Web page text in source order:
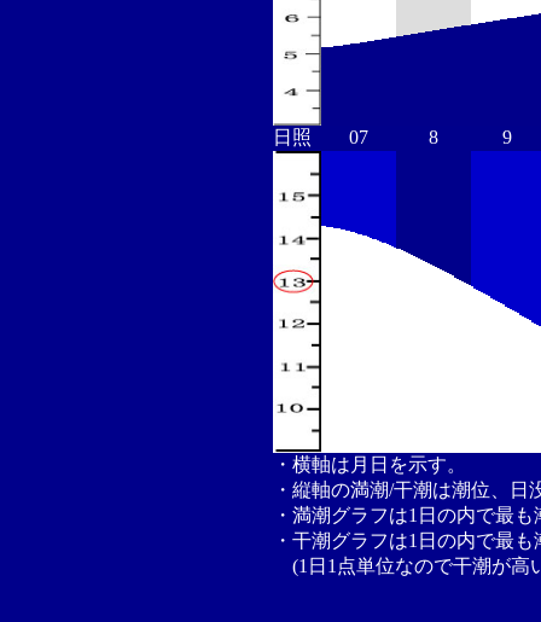
日照 07 8 9
・横軸は月日を示す。
・縦軸の満潮/干潮は潮位、
・満潮グラフは1日の内で最
・干潮グラフは1日の内で最
(1日1点単位なので干潮が高